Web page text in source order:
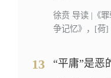
徐贲 导读 |《
争记忆》，[荷]
13 “平庸”是恶